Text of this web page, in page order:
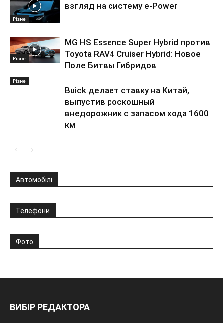
Різне
взгляд на систему e-Power
Різне
MG HS Essence Super Hybrid против
Toyota RAV4 Cruiser Hybrid: Новое
Поле Битвы Гибридов
Різне
Buick делает ставку на Китай,
выпустив роскошный
внедорожник с запасом хода 1600
км
Автомобілі
Телефони
Фото
ВИБІР РЕДАКТОРА